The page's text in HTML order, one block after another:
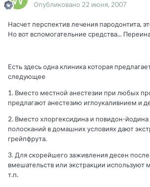
Опубликовано 22 июня, 2007
Насчет перспектив лечения пародонтита,
Но вот вспомогательние средства...
Есть здесь одна клиника которая
следующее
1. Вместо местной анестезии при любых
предлагают анестезию иглоукаливнием и
2. Вместо хлоргексидина и повидон-
полосканий в домашних условиях дают
грейпфрута.
3. Для скорейшего заживления десен
вмешательств или экстракции используют
т.п.